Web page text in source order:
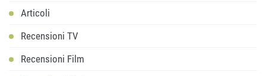
Articoli
Recensioni TV
Recensioni Film